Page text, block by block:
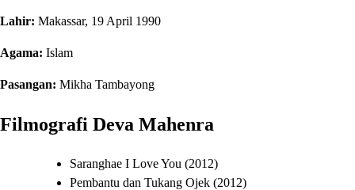
Lahir: Makassar, 19 April 1990
Agama: Islam
Pasangan: Mikha Tambayong
Filmografi Deva Mahenra
Saranghae I Love You (2012)
Pembantu dan Tukang Ojek (2012)